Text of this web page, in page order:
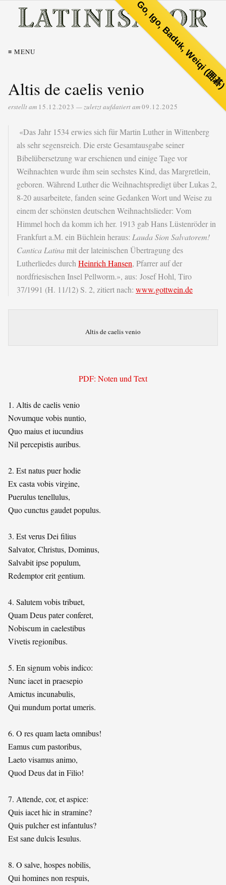
Go, Igo, Baduk, Weiqi
≡ MENU
Altis de caelis venio
erstellt am 15.12.2023 — zuletzt aufdatiert am09.12.2025
«Das Jahr 1534 erwies sich für Martin Luther in Wittenberg
als sehr segensreich. Die erste Gesamtausgabe seiner
Bibelübersetzung war erschienen und einige Tage vor
Weihnachten wurde ihm sein sechstes Kind, das Margretlein,
geboren. Während Luther die Weihnachtspredigt über Lukas 2,
8-20 ausarbeitete, fanden seine Gedanken Wort und Weise zu
einem der schönsten deutschen Weihnachtslieder: Vom
Himmel hoch da komm ich her. 1913 gab Hans Lüstenröder in
Frankfurt a.M. ein Büchlein heraus: Lauda Sion Salvatorem!
Cantica Latinamit der lateinischen Übertragung des
Lutherliedes durchHeinrich Hansen, Pfarrer auf der
nordfriesischen Insel Pellworm.», aus: Josef Hohl, Tiro
37/1991 (H. 11/12) S. 2, zitiert nach: www.gottwein.de
Altis de caelis venio
PDF: Noten und Text
1. Altis de caelis venio
Novumque vobis nuntio,
Quo maius et iucundius
Nil percepistis auribus.
2. Est natus puer hodie
Ex casta vobis virgine,
Puerulus tenellulus,
Quo cunctus gaudet populus.
3. Est verus Dei filius
Salvator, Christus, Dominus,
Salvabit ipse populum,
Redemptor erit gentium.
4. Salutem vobis tribuet,
Quam Deus pater conferet,
Nobiscum in caelestibus
Vivetis regionibus.
5. En signum vobis indico:
Nunc iacet in praesepio
Amictus incunabulis,
Qui mundum portat umeris.
6. O res quam laeta omnibus!
Eamus cum pastoribus,
Laeto visamus animo,
Quod Deus dat in Filio!
7. Attende, cor, et aspice:
Quis iacet hic in stramine?
Quis pulcher est infantulus?
Est sane dulcis Iesulus.
8. O salve, hospes nobilis,
Qui homines non respuis,